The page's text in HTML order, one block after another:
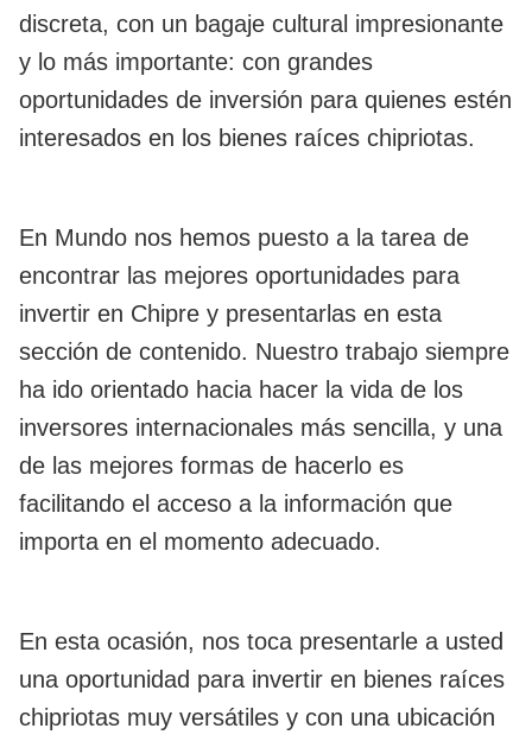
discreta, con un bagaje cultural impresionante
y lo más importante: con grandes
oportunidades de inversión para quienes estén
interesados en los bienes raíces chipriotas.
En Mundo nos hemos puesto a la tarea de
encontrar las mejores oportunidades para
invertir en Chipre y presentarlas en esta
sección de contenido. Nuestro trabajo siempre
ha ido orientado hacia hacer la vida de los
inversores internacionales más sencilla, y una
de las mejores formas de hacerlo es
facilitando el acceso a la información que
importa en el momento adecuado.
En esta ocasión, nos toca presentarle a usted
una oportunidad para invertir en bienes raíces
chipriotas muy versátiles y con una ubicación